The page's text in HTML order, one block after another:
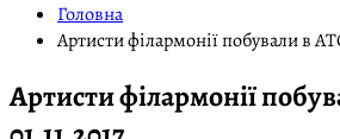
Головна
Артисти філармонії побували в
Артисти філармонії